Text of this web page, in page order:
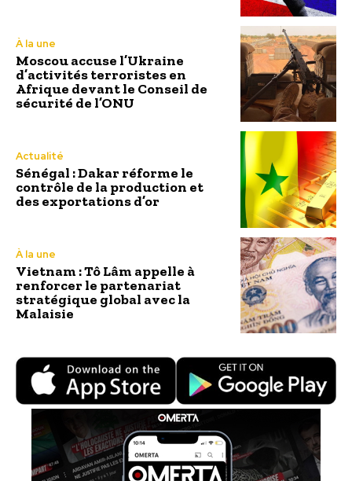
À la une
Moscou accuse l’Ukraine
d’activités terroristes en
Afrique devant le Conseil de
sécurité de l’ONU
Actualité
Sénégal : Dakar réforme le
contrôle de la production et
des exportations d’or
À la une
Vietnam : Tô Lâm appelle à
renforcer le partenariat
stratégique global avec la
Malaisie